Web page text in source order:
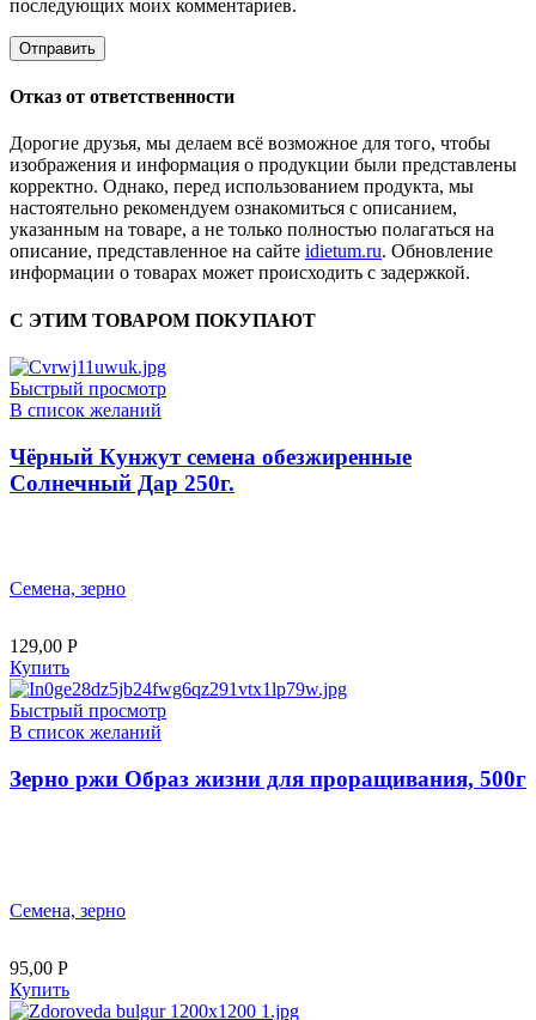
последующих моих комментариев.
Отказ от ответственности
Дорогие друзья, мы делаем всё возможное для того, чтобы
изображения и информация о продукции были представлены
корректно. Однако, перед использованием продукта, мы
настоятельно рекомендуем ознакомиться с описанием,
указанным на товаре, а не только полностью полагаться на
описание, представленное на сайте idietum.ru. Обновление
информации о товарах может происходить с задержкой.
С ЭТИМ ТОВАРОМ ПОКУПАЮТ
Быстрый просмотр
В список желаний
Чёрный Кунжут семена обезжиренные
Солнечный Дар 250г.
Семена, зерно
129,00 Р
Купить
Быстрый просмотр
В список желаний
Зерно ржи Образ жизни для проращивания, 500г
Семена, зерно
95,00 Р
Купить